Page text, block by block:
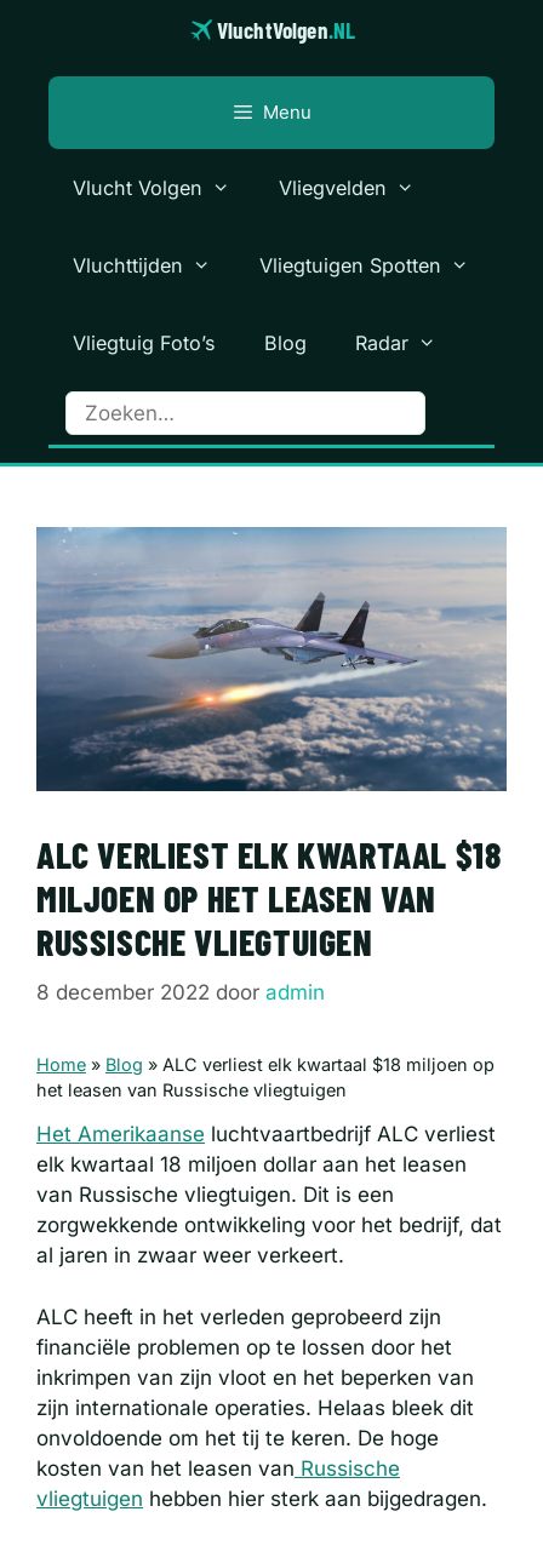
VluchtVolgen.NL
Menu
Vlucht Volgen Vliegvelden
Vluchttijden Vliegtuigen Spotten
Vliegtuig Foto’s Blog Radar
ALC VERLIEST ELK KWARTAAL $18
MILJOEN OP HET LEASEN VAN
RUSSISCHE VLIEGTUIGEN
8 december 2022 door admin
Home » Blog » ALC verliest elk kwartaal $18 miljoen op
het leasen van Russische vliegtuigen
Het Amerikaanse luchtvaartbedrijf ALC verliest
elk kwartaal 18 miljoen dollar aan het leasen
van Russische vliegtuigen. Dit is een
zorgwekkende ontwikkeling voor het bedrijf, dat
al jaren in zwaar weer verkeert.
ALC heeft in het verleden geprobeerd zijn
financiële problemen op te lossen door het
inkrimpen van zijn vloot en het beperken van
zijn internationale operaties. Helaas bleek dit
onvoldoende om het tij te keren. De hoge
kosten van het leasen van Russische
vliegtuigen hebben hier sterk aan bijgedragen.